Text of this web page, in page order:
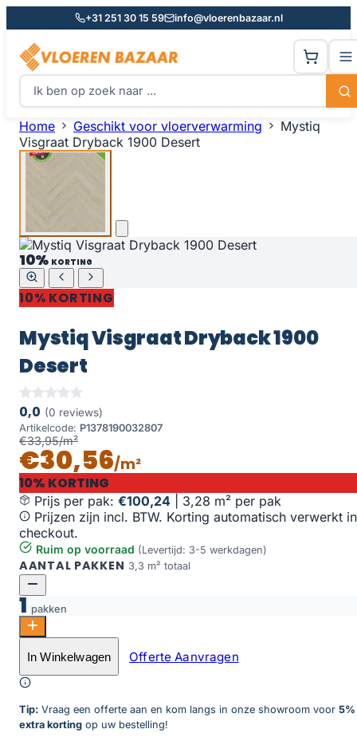
+31 251 30 15 59 info@vloerenbazaar.nl
Home Geschikt voor vloerverwarming
Mystiq
Visgraat Dryback 1900 Desert
10% KORTING
10% KORTING
Mystiq Visgraat Dryback 1900
Desert
0,0 (0 reviews)
Artikelcode: P1378190032807
€33,95/m²
€30,56/m²
10% KORTING
Prijs per pak: €100,24
3,28 m² per pak
Prijzen zijn incl. BTW. Korting automatisch verwerkt in
checkout.
Ruim op voorraad (Levertijd: 3-5 werkdagen)
AANTAL PAKKEN 3,3 m² totaal
1 pakken
Mystiq Visgraat Dryback 1900 Desert aantal
Toevoegen aan winkelwagen
In Winkelwagen Offerte Aanvragen
Tip: Vraag een offerte aan en kom langs in onze showroom voor 5%
extra korting op uw bestelling!